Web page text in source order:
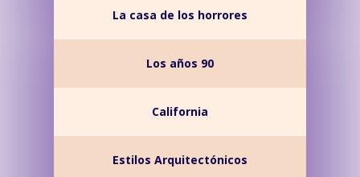
La casa de los horrores
Los años 90
California
Estilos Arquitectónicos